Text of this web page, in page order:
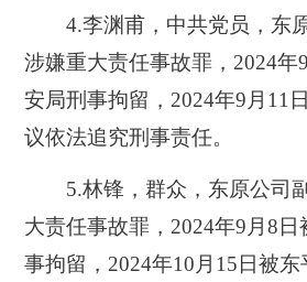
4.李渊甫，中共党员，东
涉嫌重大责任事故罪，2024年
安局刑事拘留，2024年9月11
议依法追究刑事责任。
5.林锋，群众，东原公司
大责任事故罪，2024年9月8日
事拘留，2024年10月15日被